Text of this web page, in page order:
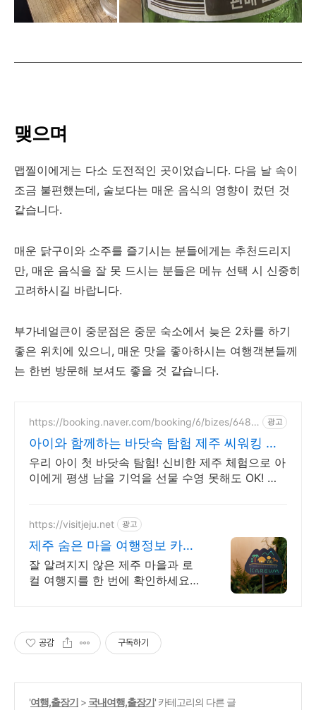
맺으며
맵찔이에게는 다소 도전적인 곳이었습니다. 다음 날 속이
조금 불편했는데, 술보다는 매운 음식의 영향이 컸던 것
같습니다.
매운 닭구이와 소주를 즐기시는 분들에게는 추천드리지
만, 매운 음식을 잘 못 드시는 분들은 메뉴 선택 시 신중히
고려하시길 바랍니다.
부가네얼큰이 중문점은 중문 숙소에서 늦은 2차를 하기
좋은 위치에 있으니, 매운 맛을 좋아하시는 여행객분들께
는 한번 방문해 보셔도 좋을 것 같습니다.
https://booking.naver.com/booking/6/bizes/6489
광고
아이와 함께하는 바닷속 탐험 제주 씨워킹 언
더워터플레이
우리 아이 첫 바닷속 탐험! 신비한 제주 체험으로 아
이에게 평생 남을 기억을 선물 수영 못해도 OK! 올
https://visitjeju.net 광고
제주 숨은 마을 여행정보 카름
스테이 마을여행
잘 알려지지 않은 제주 마을과 로
컬 여행지를 한 번에 확인하세요
공감 구독하기
'여행,출장기 > 국내여행,출장기' 카테고리의 다른 글